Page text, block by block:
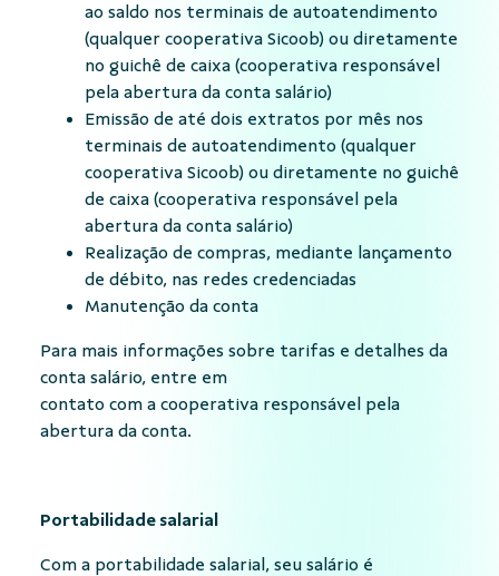
ao saldo nos terminais de autoatendimento
(qualquer cooperativa Sicoob) ou diretamente
no guichê de caixa (cooperativa responsável
pela abertura da conta salário)
Emissão de até dois extratos por mês nos
terminais de autoatendimento (qualquer
cooperativa Sicoob) ou diretamente no guichê
de caixa (cooperativa responsável pela
abertura da conta salário)
Realização de compras, mediante lançamento
de débito, nas redes credenciadas
Manutenção da conta
Para mais informações sobre tarifas e detalhes da
conta salário, entre em
contato com a cooperativa responsável pela
abertura da conta.
Portabilidade salarial
Com a portabilidade salarial, seu salário é